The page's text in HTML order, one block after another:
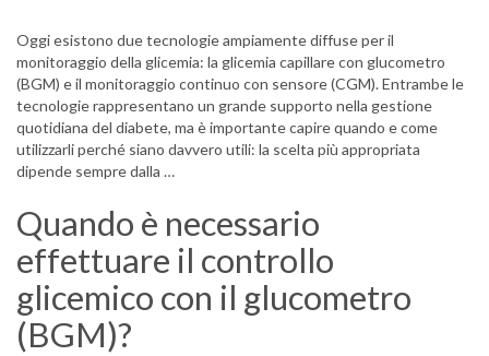
Oggi esistono due tecnologie ampiamente diffuse per il
monitoraggio della glicemia: la glicemia capillare con glucometro
(BGM) e il monitoraggio continuo con sensore (CGM). Entrambe le
tecnologie rappresentano un grande supporto nella gestione
quotidiana del diabete, ma è importante capire quando e come
utilizzarli perché siano davvero utili: la scelta più appropriata
dipende sempre dalla …
Quando è necessario
effettuare il controllo
glicemico con il glucometro
(BGM)?